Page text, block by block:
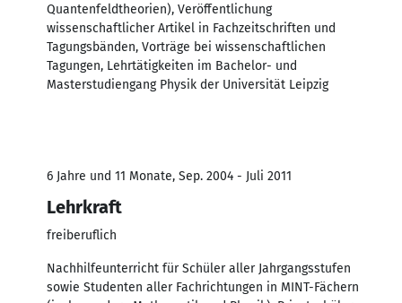
Quantenfeldtheorien), Veröffentlichung
wissenschaftlicher Artikel in Fachzeitschriften und
Tagungsbänden, Vorträge bei wissenschaftlichen
Tagungen, Lehrtätigkeiten im Bachelor- und
Masterstudiengang Physik der Universität Leipzig
6 Jahre und 11 Monate, Sep. 2004 - Juli 2011
Lehrkraft
freiberuflich
Nachhilfeunterricht für Schüler aller Jahrgangsstufen
sowie Studenten aller Fachrichtungen in MINT-Fächern